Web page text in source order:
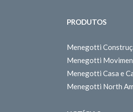
PRODUTOS
Menegotti
Menegotti
Menegotti Casa e
Menegotti North